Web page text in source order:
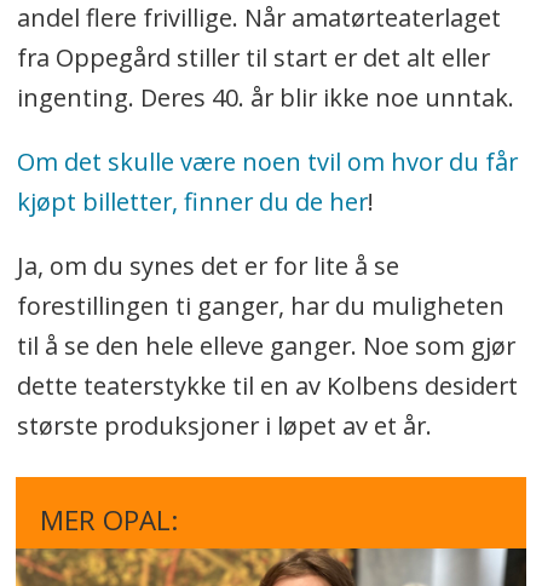
andel flere frivillige. Når amatørteaterlaget
fra Oppegård stiller til start er det alt eller
ingenting. Deres 40. år blir ikke noe unntak.
Om det skulle være noen tvil om hvor du får
kjøpt billetter, finner du de her!
Ja, om du synes det er for lite å se
forestillingen ti ganger, har du muligheten
til å se den hele elleve ganger. Noe som gjør
dette teaterstykke til en av Kolbens desidert
største produksjoner i løpet av et år.
MER OPAL: